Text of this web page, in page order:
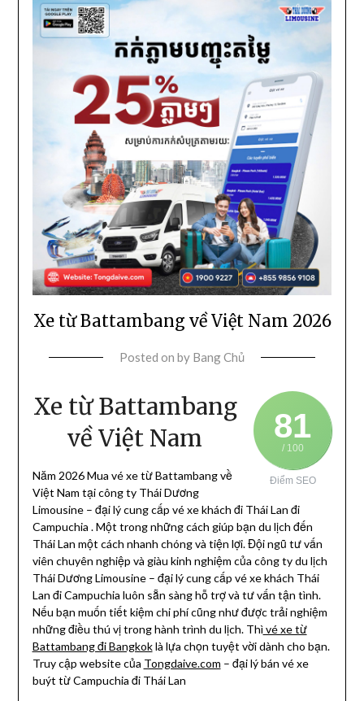
Xe từ Battambang về Việt Nam 2026
Posted on by Bang Chủ
81
/ 100
Điểm SEO
Xe từ Battambang
về Việt Nam
Năm 2026 Mua vé xe từ Battambang về
Việt Nam tại công ty Thái Dương
Limousine – đại lý cung cấp vé xe khách đi Thái Lan đi
Campuchia . Một trong những cách giúp bạn du lịch đến
Thái Lan một cách nhanh chóng và tiện lợi.Đội ngũ tư vấn
viên chuyên nghiệp và giàu kinh nghiệm của công ty du lịch
Thái Dương Limousine – đại lý cung cấp vé xe khách Thái
Lan đi Campuchia luôn sẵn sàng hỗ trợ và tư vấn tận tình.
Nếu bạn muốn tiết kiệm chi phí cũng như được trải nghiệm
những điều thú vị trong hành trình du lịch. Thìvé xe từ
Battambang đi Bangkoklà lựa chọn tuyệt vời dành cho bạn.
Truy cập website của Tongdaive.com – đại lý bán vé xe
buýt từ Campuchia đi Thái Lan